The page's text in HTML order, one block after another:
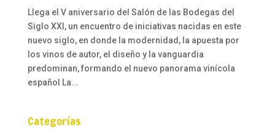
Llega el V aniversario del Salón de las Bodegas del
Siglo XXI, un encuentro de iniciativas nacidas en este
nuevo siglo, en donde la modernidad, la apuesta por
los vinos de autor, el diseño y la vanguardia
predominan, formando el nuevo panorama vinícola
español La...
Categorías